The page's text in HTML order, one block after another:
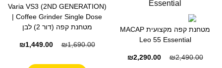
מטחנת קפה מקצועית MACAP
Leo 55 Essential
₪2,490.00
₪2,290.00
Varia VS3 (2ND GENERATION)
Coffee Grinder Single Dose |
מטחנת קפה (דור 2) לבן
₪1,690.00
₪1,449.00